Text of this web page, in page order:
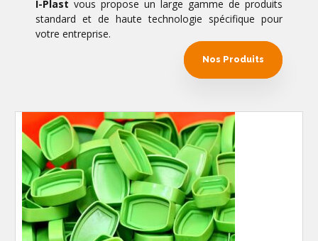
I-Plast vous propose un large gamme de produits
standard et de haute technologie spécifique pour
votre entreprise.
Nos Produits